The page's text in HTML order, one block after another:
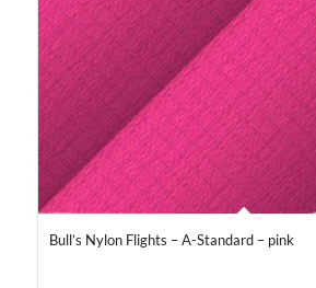
Bull’s Nylon Flights – A-Standard – pink